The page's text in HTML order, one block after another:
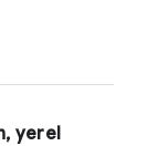
yerel